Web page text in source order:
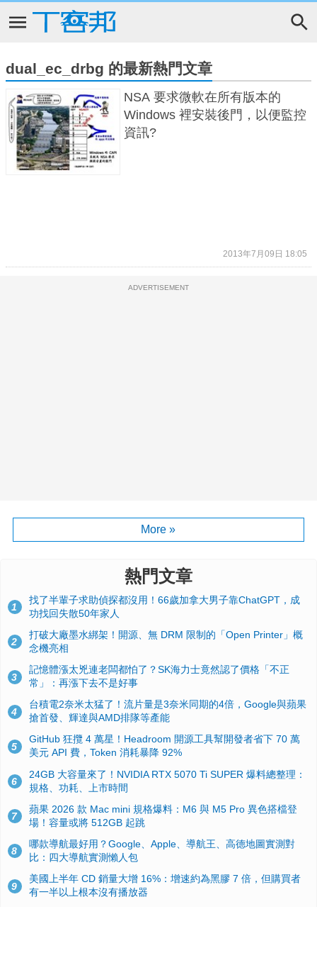
dual_ec_drbg 的最新熱門文章
NSA 要求微軟在所有版本的
Windows 裡安裝後門，以便監控
資訊?
2013年7月09日 18:05
ADVERTISEMENT
More »
熱門文章
1
找了半輩子求助偵探都沒用！66歲加拿大男子靠ChatGPT，成
功找回失散50年家人
2
打破大廠墨水綁架！開源、無 DRM 限制的「Open Printer」概
念機亮相
3
記憶體漲太兇連老闆都怕了？SK海力士竟然認了價格「不正
常」：再漲下去不是好事
4
台積電2奈米太猛了！流片量是3奈米同期的4倍，Google與蘋果
搶首發、輝達與AMD排隊等產能
5
GitHub 狂攬 4 萬星！Headroom 開源工具幫開發者省下 70 萬
美元 API 費，Token 消耗暴降 92%
6
24GB 大容量來了！NVIDIA RTX 5070 Ti SUPER 爆料總整理：
規格、功耗、上市時間
7
蘋果 2026 款 Mac mini 規格爆料：M6 與 M5 Pro 異色搭檔登
場！容量或將 512GB 起跳
8
哪款導航最好用？Google、Apple、導航王、高德地圖實測對
比：四大導航實測懶人包
9
美國上半年 CD 銷量大增 16%：增速約為黑膠 7 倍，但購買者
有一半以上根本沒有播放器